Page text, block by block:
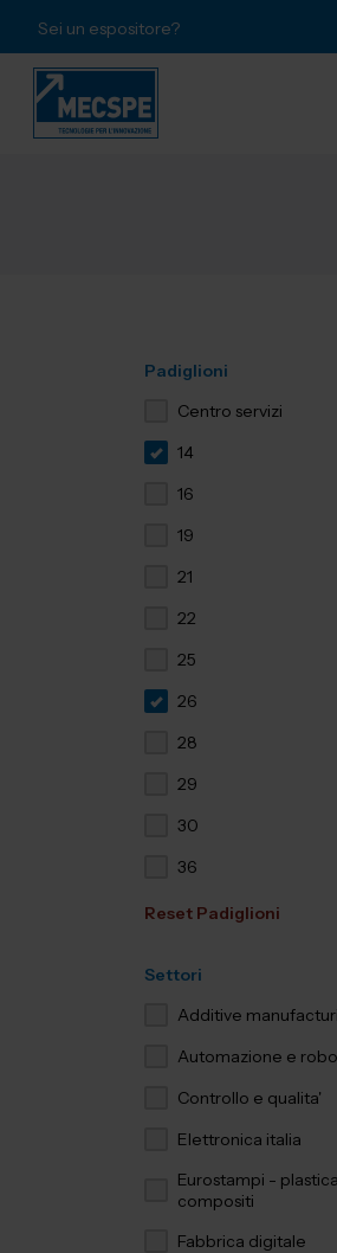
Sei un espositore?
Padiglioni
Centro servizi
14
16
19
21
22
25
26
28
29
30
36
Reset Padiglioni
Settori
Additive
Automazione e
Controllo e qualita'
Elettronica italia
Eurostampi -
compositi
Fabbrica digitale